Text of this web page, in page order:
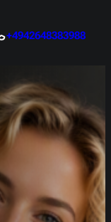
+4942648383988